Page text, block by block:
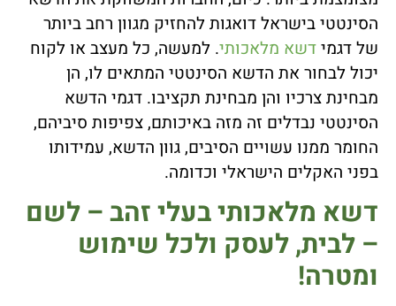
הסינטטי בישראל דואגות להחזיק מגוון רחב ביותר
של דגמידשא מלאכותי. למעשה, כל מעצב או לקוח
יכול לבחור את הדשא הסינטטי המתאים לו, הן
מבחינת צרכיו והן מבחינת תקציבו. דגמי הדשא
הסינטטי נבדלים זה מזה באיכותם, צפיפות סיביהם,
החומר ממנו עשויים הסיבים, גוון הדשא, עמידותו
בפני האקלים הישראלי וכדומה.
דשא מלאכותי בעלי זהב – לשם
– לבית, לעסק ולכל שימוש
ומטרה!